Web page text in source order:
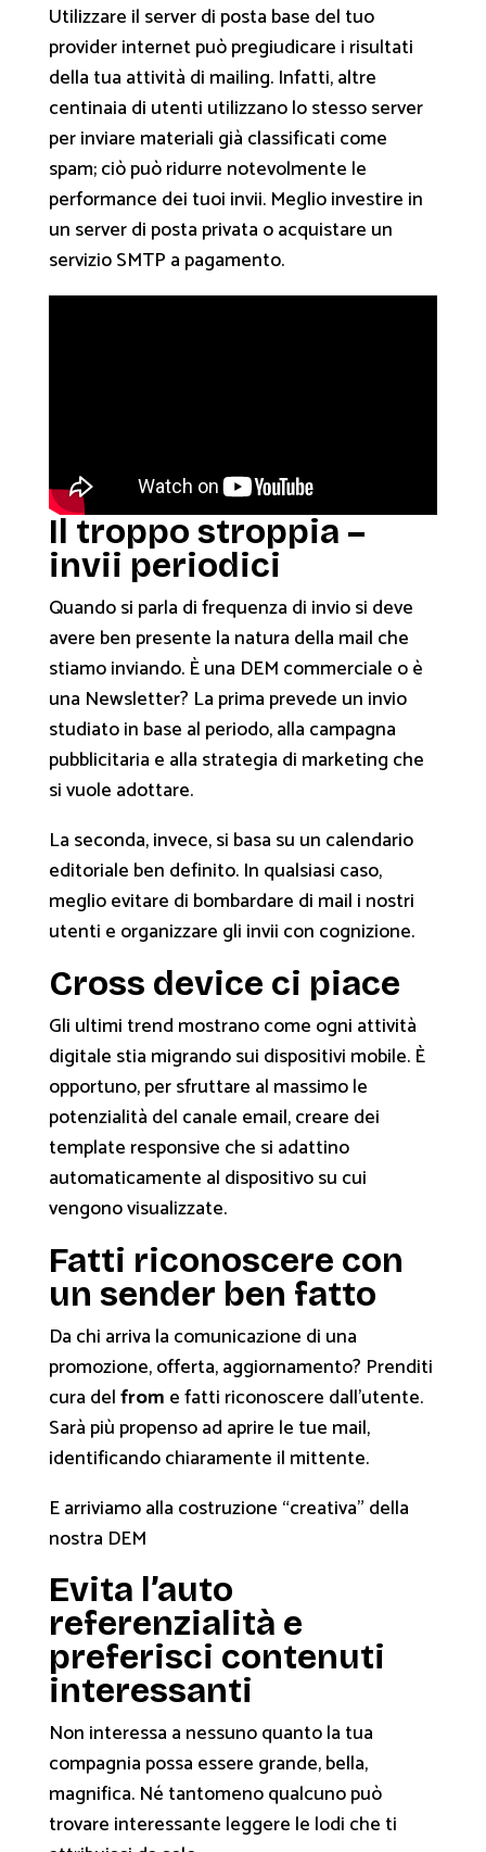
Utilizzare il server di posta base del tuo
provider internet può pregiudicare i risultati
della tua attività di mailing. Infatti, altre
centinaia di utenti utilizzano lo stesso server
per inviare materiali già classificati come
spam; ciò può ridurre notevolmente le
performance dei tuoi invii. Meglio investire in
un server di posta privata o acquistare un
servizio SMTP a pagamento.
Il troppo stroppia –
invii periodici
Quando si parla di frequenza di invio si deve
avere ben presente la natura della mail che
stiamo inviando. È una DEM commerciale o è
una Newsletter? La prima prevede un invio
studiato in base al periodo, alla campagna
pubblicitaria e alla strategia di marketing che
si vuole adottare.
La seconda, invece, si basa su un calendario
editoriale ben definito. In qualsiasi caso,
meglio evitare di bombardare di mail i nostri
utenti e organizzare gli invii con cognizione.
Cross device ci piace
Gli ultimi trend mostrano come ogni attività
digitale stia migrando sui dispositivi mobile. È
opportuno, per sfruttare al massimo le
potenzialità del canale email, creare dei
template responsive che si adattino
automaticamente al dispositivo su cui
vengono visualizzate.
Fatti riconoscere con
un sender ben fatto
Da chi arriva la comunicazione di una
promozione, offerta, aggiornamento? Prenditi
cura delfrom e fatti riconoscere dall’utente.
Sarà più propenso ad aprire le tue mail,
identificando chiaramente il mittente.
E arriviamo alla costruzione “creativa” della
nostra DEM
Evita l’auto
referenzialità e
preferisci contenuti
interessanti
Non interessa a nessuno quanto la tua
compagnia possa essere grande, bella,
magnifica. Né tantomeno qualcuno può
trovare interessante leggere le lodi che ti